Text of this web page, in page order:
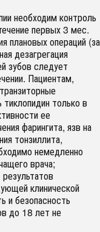
необходим контроль
первых 3 мес.
плановых операций (за
дезагрегация
зубов следует
Пациентам,
только в
ее
фарингита, язв на
тонзиллита,
немедленно
врача;
клинической
и безопасность
до 18 лет не